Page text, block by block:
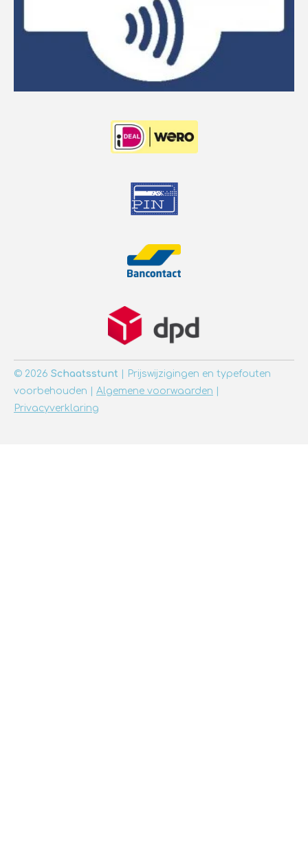
© 2026 Schaatsstunt
| Prijswijzigingen en typefouten
voorbehouden | Algemene voorwaarden
Privacyverklaring